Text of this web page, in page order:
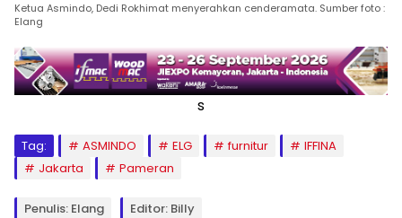
Ketua Asmindo, Dedi Rokhimat menyerahkan cenderamata. Sumber foto :
Elang
s
Tag: ASMINDO ELG furnitur
IFFINA
Jakarta
Pameran
Penulis: Elang Editor: Billy